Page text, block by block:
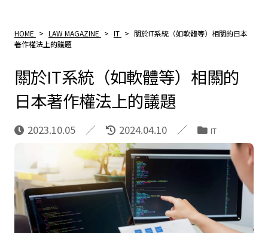
HOME > LAW MAGAZINE > IT > 關於IT系統（如軟體等）相關的日本
著作權法上的議題
關於IT系統（如軟體等）相關的
日本著作權法上的議題
2023.10.05 2024.04.10 IT